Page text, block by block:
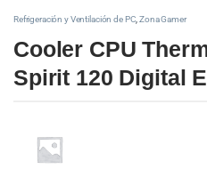
Refrigeración y Ventilación de PC,Zona Gamer
Cooler CPU
Spirit 120 Digital